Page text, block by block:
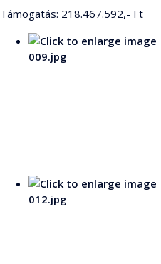
Támogatás: 218.467.592,- Ft